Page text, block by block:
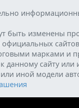
быть изменены
марками и
данному сайту
иной модели